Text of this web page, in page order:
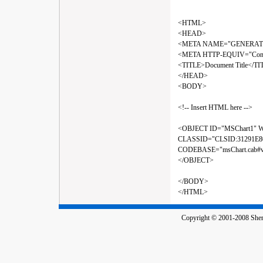
<HTML>
<HEAD>
<META
<META HTTP-
<TITLE>Document Title</
</HEAD>
<BODY>
<!-- Insert HTML here -->
<OBJECT ID="MSChart1"
</OBJECT>
</BODY>
</HTML>
Copyright © 2001-2008